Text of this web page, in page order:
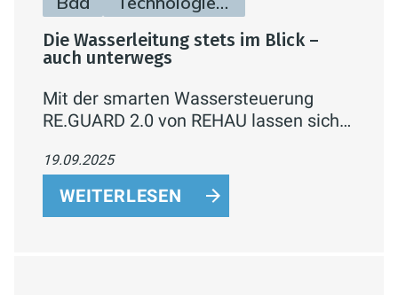
Die Wasserleitung stets im Blick –
auch unterwegs
Mit der smarten Wassersteuerung
RE.GUARD 2.0 von REHAU lassen sich
verhindern und der Wasserverbrauch
bequem per App überwachen – für
mehr Sicherheit, Komfort und
19.09.2025
WEITERLESEN